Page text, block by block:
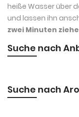
heiße Wasser über
und lassen ihn
zwei Minuten
Suche nach
Suche nach